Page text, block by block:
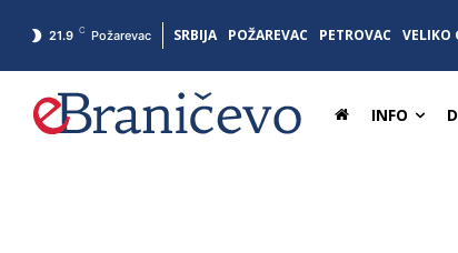
21.9 C Požarevac SRBIJA POŽAREVAC PETROVAC VELIKO
INFO